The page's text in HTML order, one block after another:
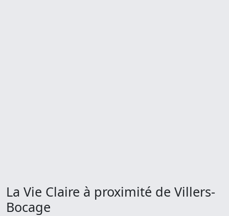
La Vie Claire à proximité de Villers-
Bocage